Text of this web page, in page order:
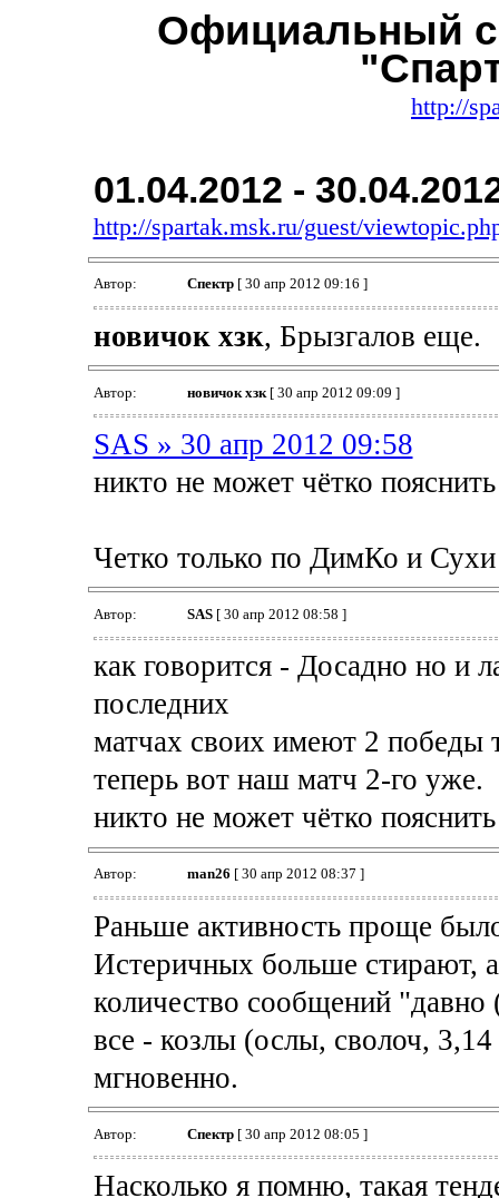
Официальный
http://
01.04.2012 -
http://spartak.msk.ru/guest/
Автор: Спектр[ 30 апр 2012 09:16 ]
новичок хзк, Брызгалов еще.
Автор: новичок хзк[ 30 апр 2012 09:09 ]
SAS » 30 апр 2012 09:58
никто не может чётко
Четко только по ДимКо и Сухи
Автор: SAS[ 30 апр 2012 08:58 ]
как говорится - Досадно но и
последних
матчах своих имеют 2 победы
теперь вот наш матч 2-го уже.
никто не может чётко
Автор: man26 [ 30 апр 2012 08:37 ]
Раньше активность проще
Истеричных больше стирают,
количество сообщений "давно
все - козлы (ослы, сволоч,
мгновенно.
Автор: Спектр[ 30 апр 2012 08:05 ]
Насколько я помню, такая